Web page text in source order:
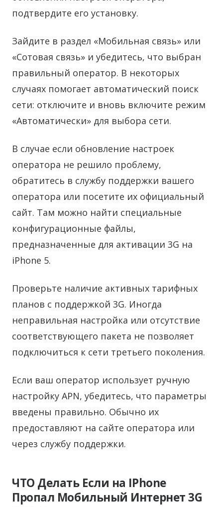
подтвердите его установку.
Зайдите в раздел «Мобильная связь» или
«Сотовая связь» и убедитесь, что выбран
правильный оператор. В некоторых
случаях помогает автоматический поиск
сети: отключите и вновь включите режим
«Автоматически» для выбора сети.
В случае если обновление настроек
оператора не решило проблему,
обратитесь в службу поддержки вашего
оператора или посетите их официальный
сайт. Там можно найти специальные
конфигурационные файлы,
предназначенные для активации 3G на
iPhone 5.
Проверьте наличие активных тарифных
планов с поддержкой 3G. Иногда
неправильная настройка или отсутствие
соответствующего пакета не позволяет
подключиться к сети третьего поколения.
Если ваш оператор использует ручную
настройку APN, убедитесь, что параметры
введены правильно. Обычно их
предоставляют на сайте оператора или
через службу поддержки.
ЧТО Делать Если на IPhone
Пропал Мобильный Интернет 3G